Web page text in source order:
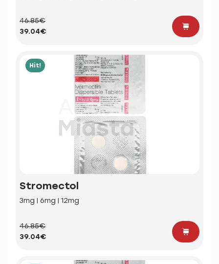
46.85€
39.04€
Hit!
Stromectol
3mg | 6mg | 12mg
46.85€
39.04€